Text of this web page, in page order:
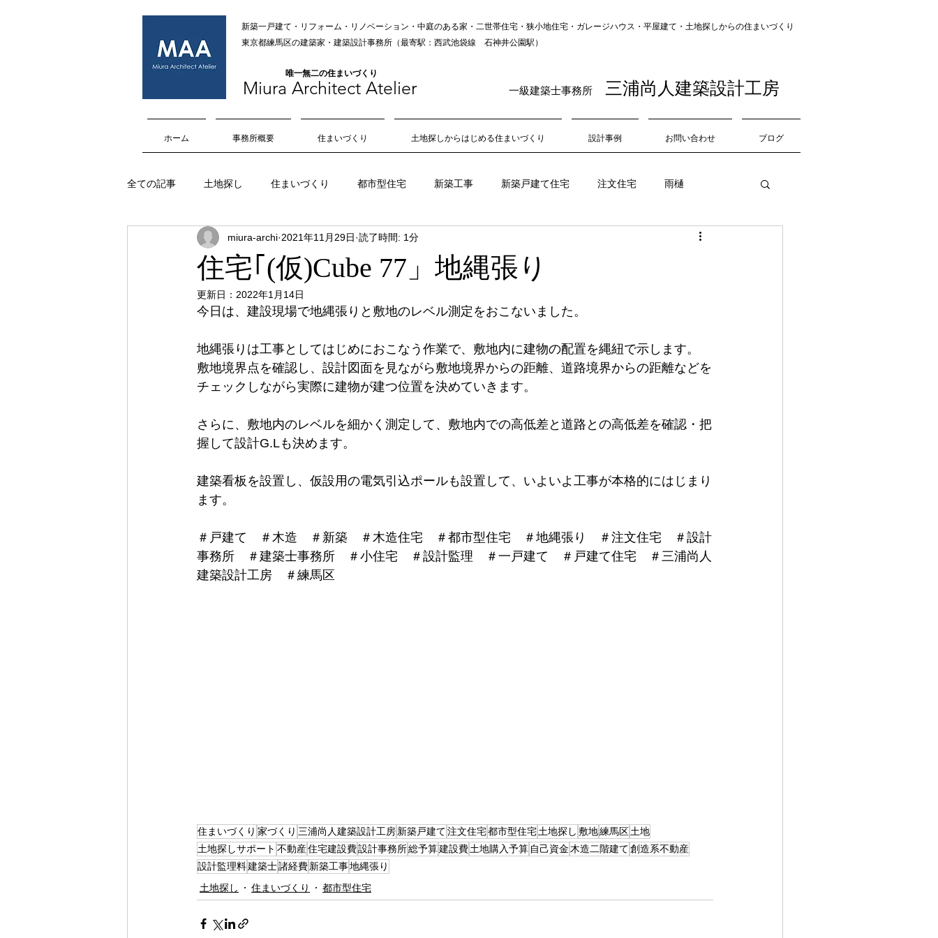
新築一戸建て・リフォーム・リノベーション・中庭のある家・二世帯住宅・狭小地住宅・ガレージハウス・平屋建て・土地探し​​からの住まいづくり
​​東京都練馬区の建築家・建築設計事務所（最寄駅：西武池袋線 石神井公園駅）
Miura Architect Atelier
​唯一無二の住まいづくり
一級建築士事務所 三浦尚人建築設計工房
ホーム 事務所概要 住まいづくり 土地探しからはじめる住まいづくり 設計事例 お問い合わせ ブログ
全ての記事 土地探し 住まいづくり 都市型住宅 新築工事 新築戸建て住宅 注文住宅 雨樋
オープンハウス 内部空間 狭小地 不動産 道路
マイホーム 車庫
屋根材 板金工事
住宅｢(仮)Cube 77」地縄張り
miura-archi 2021年11月29日 読了時間: 1分
更新日： 2022年1月14日
今日は、建設現場で地縄張りと敷地のレベル測定をおこないました。
地縄張りは工事としてはじめにおこなう作業で、敷地内に建物の配置を縄紐で示します。
敷地境界点を確認し、設計図面を見ながら敷地境界からの距離、道路境界からの距離などを
チェックしながら実際に建物が建つ位置を決めていきます。
さらに、敷地内のレベルを細かく測定して、敷地内での高低差と道路との高低差を確認・把
握して設計G.Lも決めます。
建築看板を設置し、仮設用の電気引込ポールも設置して、いよいよ工事が本格的にはじまり
ます。
＃戸建て　＃木造　＃新築　＃木造住宅　＃都市型住宅　＃地縄張り　＃注文住宅　＃設計
事務所　＃建築士事務所　＃小住宅　＃設計監理　＃一戸建て　＃戸建て住宅　＃三浦尚人
建築設計工房　＃練馬区
住まいづくり 家づくり 三浦尚人建築設計工房新築戸建て注文住宅都市型住宅土地探し 敷地練馬区土地
土地探しサポート 不動産住宅建設費設計事務所総予算建設費土地購入予算 自己資金木造二階建て創造系不動産
設計監理料建築士諸経費新築工事地縄張り
土地探し
住まいづくり 都市型住宅